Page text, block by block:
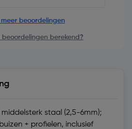
meer beoordelingen
beoordelingen berekend?
staal (2,5-6mm);
+ profielen, inclusief